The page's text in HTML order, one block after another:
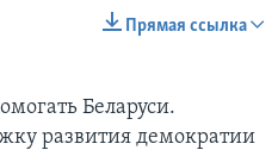
Прямая ссылка
Беларуси.
развития демократии